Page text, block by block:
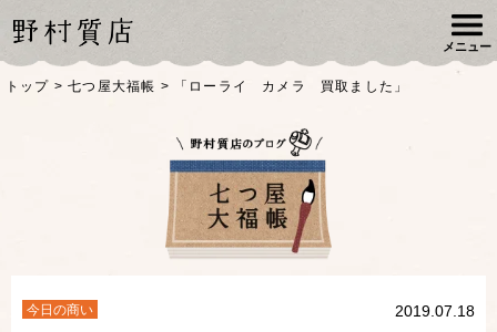
メニュー
トップ >七つ屋大福帳 > 「ローライ カメラ 買取ました」
今日の商い 2019.07.18